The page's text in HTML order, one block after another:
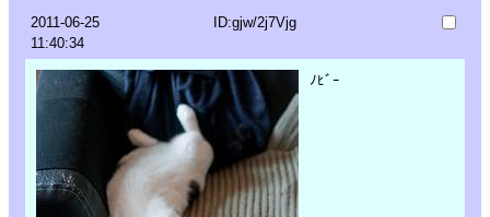
2011-06-25
11:40:34
ID:gjw/2j7Vjg
ﾉﾋﾞｰ